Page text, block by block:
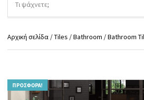
ν
μ
α
τ
α
ή
Αρχική σελίδα /Tiles /Bathroom /Bathroom
ΠΡΟΣΦΟΡΆ!